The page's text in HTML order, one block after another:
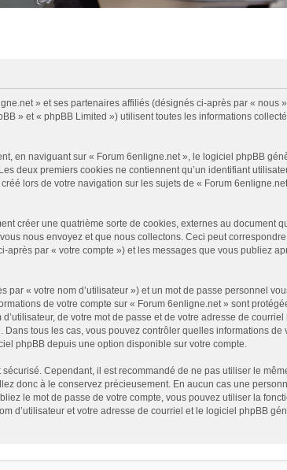
» et ses partenaires affiliés (désignés ci-après par « nous
» et « phpBB Limited ») utilisent toutes les informations
en naviguant sur « Forum 6enligne.net », le logiciel phpBB
deux premiers cookies ne contiennent qu’un identifiant
lors de votre navigation sur les sujets de « Forum
créer une quatrième sorte de cookies, externes au document
nous envoyez et que nous collectons. Ceci peut
après par « votre compte ») et les messages que vous publiez
« votre nom d’utilisateur ») et un mot de passe personnel
de votre compte sur « Forum 6enligne.net » sont
de votre mot de passe et de votre adresse de
tous les cas, vous pouvez contrôler quelles informations
phpBB depuis une option disponible sur votre compte.
Cependant, il est recommandé de ne pas utiliser le
donc à le conservez précieusement. En aucun cas une
le mot de passe de votre compte, vous pouvez utiliser la
d’utilisateur et votre adresse de courriel et le logiciel phpBB